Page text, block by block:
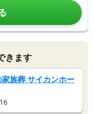
きます
族葬 サイカンホー